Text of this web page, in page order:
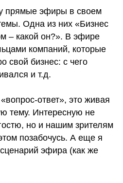
прямые эфиры в своем
Одна из них «Бизнес
– какой он?». В эфире
компаний, которые
свой бизнес: с чего
и т.д.
ответ», это живая
тему. Интересную не
но и нашим зрителям
позабочусь. А еще я
эфира (как же